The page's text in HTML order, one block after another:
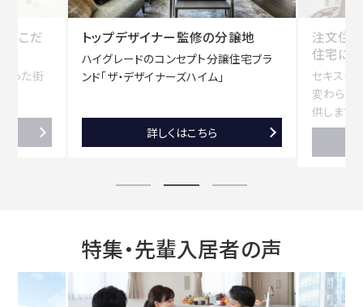
のこだ
った街
トップデザイナー監修の分譲地
ハイグレードのコンセプト分譲住宅ブラ
ンド「ザ・デザイナーズハイム」
詳しくはこちら
プ
ザ
ナ
注文住
住宅に
セキスイ
変わらな
供します。
特集・先輩入居者の声